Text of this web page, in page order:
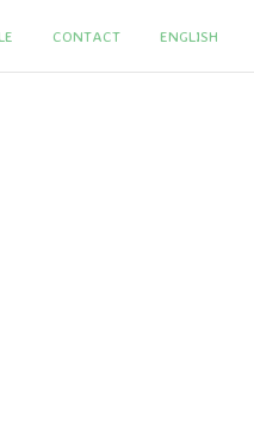
CONTACT ENGLISH